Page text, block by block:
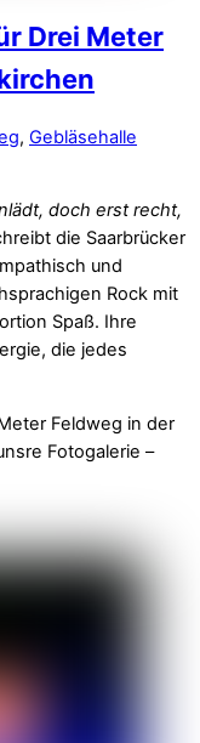
Drei Meter
, Gebläsehalle
doch erst recht,
die Saarbrücker
und
Rock mit
Spaß. Ihre
die jedes
Feldweg in der
Fotogalerie –